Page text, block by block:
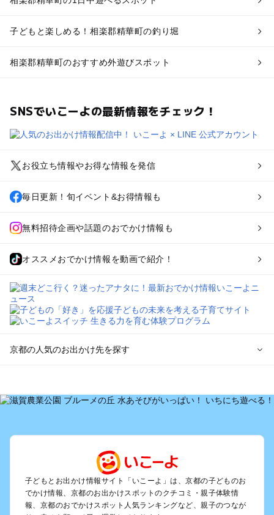
子どもと楽しめる！相楽郡精華町の釣り堀
相楽郡精華町のおすすめ外遊びスポット
SNSでいこーよの最新情報をチェック！
お役立ち情報やお得な情報を発信
毎日更新！旬イベント&お得情報も
無料招待企画や話題のおでかけ情報も
オススメおでかけ情報を動画で紹介！
京都の人気のお出かけ先を探す
を探す
宇治・京都南部（長岡京・山崎）のプールお出かけ
出かけ
天橋立・舞鶴・丹後半島のプールお出かけ
福知山・綾部のプールお出かけ
亀岡・湯の花・美山・丹波のプールお出かけ
嵐山・嵯峨野・高雄のプールお出かけ
烏丸・二条城・北野天満宮のプールお出かけ
子どもとお出かけ情報サイト「いこーよ」は、京都の子どものお
でかけ情報、京都のお出かけスポットのクチコミ・親子体験情
報、京都のおでかけスポット人気ランキングなど、親子のつなが